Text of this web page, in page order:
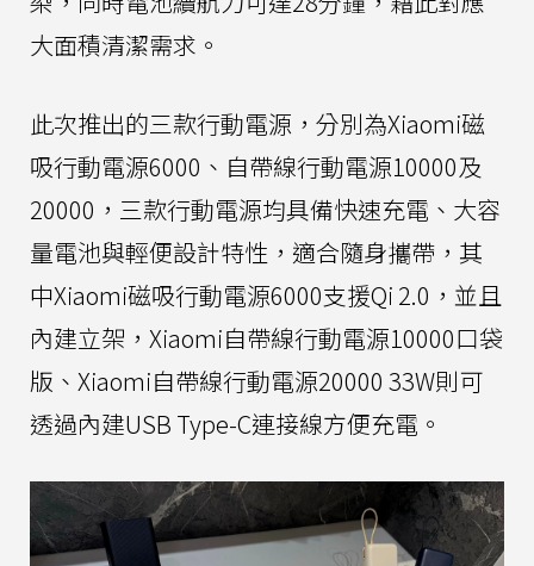
大面積清潔需求。
此次推出的三款行動電源，分別為Xiaomi磁
吸行動電源6000、自帶線行動電源10000及
20000，三款行動電源均具備快速充電、大容
量電池與輕便設計特性，適合隨身攜帶，其
中Xiaomi磁吸行動電源6000支援Qi 2.0，並且
內建立架，Xiaomi自帶線行動電源10000口袋
版、Xiaomi自帶線行動電源20000 33W則可
透過內建USB Type-C連接線方便充電。